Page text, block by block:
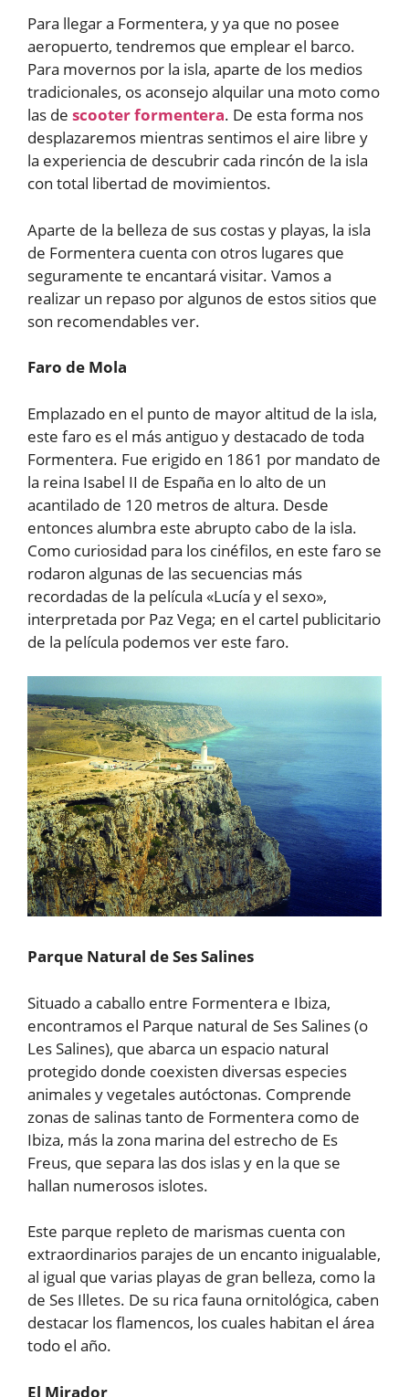
Para llegar a Formentera, y ya que no posee
aeropuerto, tendremos que emplear el barco.
Para movernos por la isla, aparte de los medios
tradicionales, os aconsejo alquilar una moto como
las de scooter formentera. De esta forma nos
desplazaremos mientras sentimos el aire libre y
la experiencia de descubrir cada rincón de la isla
con total libertad de movimientos.
Aparte de la belleza de sus costas y playas, la isla
de Formentera cuenta con otros lugares que
seguramente te encantará visitar. Vamos a
realizar un repaso por algunos de estos sitios que
son recomendables ver.
Faro de Mola
Emplazado en el punto de mayor altitud de la isla,
este faro es el más antiguo y destacado de toda
Formentera. Fue erigido en 1861 por mandato de
la reina Isabel II de España en lo alto de un
acantilado de 120 metros de altura. Desde
entonces alumbra este abrupto cabo de la isla.
Como curiosidad para los cinéfilos, en este faro se
rodaron algunas de las secuencias más
recordadas de la película «Lucía y el sexo»,
interpretada por Paz Vega; en el cartel publicitario
de la película podemos ver este faro.
Parque Natural de Ses Salines
Situado a caballo entre Formentera e Ibiza,
encontramos el Parque natural de Ses Salines (o
Les Salines), que abarca un espacio natural
protegido donde coexisten diversas especies
animales y vegetales autóctonas. Comprende
zonas de salinas tanto de Formentera como de
Ibiza, más la zona marina del estrecho de Es
Freus, que separa las dos islas y en la que se
hallan numerosos islotes.
Este parque repleto de marismas cuenta con
extraordinarios parajes de un encanto inigualable,
al igual que varias playas de gran belleza, como la
de Ses Illetes. De su rica fauna ornitológica, caben
destacar los flamencos, los cuales habitan el área
todo el año.
El Mirador